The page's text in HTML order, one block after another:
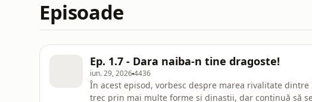
Episoade
Ep. 1.7 - Dara naiba-n tine dragoste!
iun. 29, 20264436
În acest episod, vorbesc despre marea rivalitate
trec prin mai multe forme și dinastii, dar continuă să